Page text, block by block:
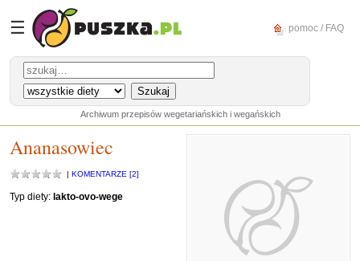
☰ pomoc / FAQ
Archiwum przepisów wegetariańskich i wegańskich
Ananasowiec
| KOMENTARZE [2]
Typ diety: lakto-ovo-wege